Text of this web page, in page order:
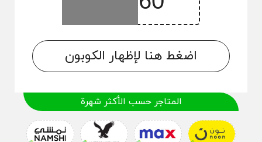
اضغط هنا لإظهار الكوبون
المتاجر حسب الأكثر شهرة